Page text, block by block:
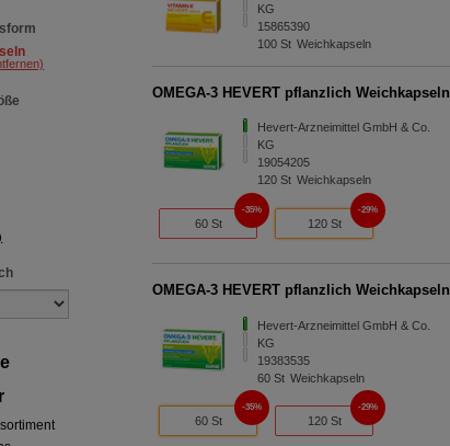
KG
15865390
100St Weichkapseln
OMEGA-3 HEVERT pflanzlich Weichkapseln
Hevert-Arzneimittel GmbH & Co.
KG
19054205
120St Weichkapseln
60 St
35%
120 St
29%
OMEGA-3 HEVERT pflanzlich Weichkapseln
Hevert-Arzneimittel GmbH & Co.
KG
19383535
60St Weichkapseln
60 St
35%
120 St
29%